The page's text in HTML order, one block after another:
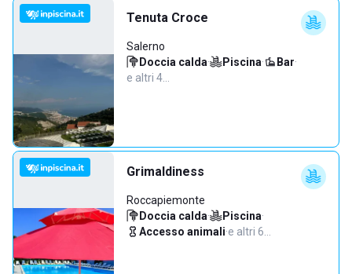
Tenuta Croce
Salerno
Doccia calda· Piscina· Bar·
e altri 4…
Grimaldiness
Roccapiemonte
Doccia calda· Piscina·
Accesso animali·e altri 6…